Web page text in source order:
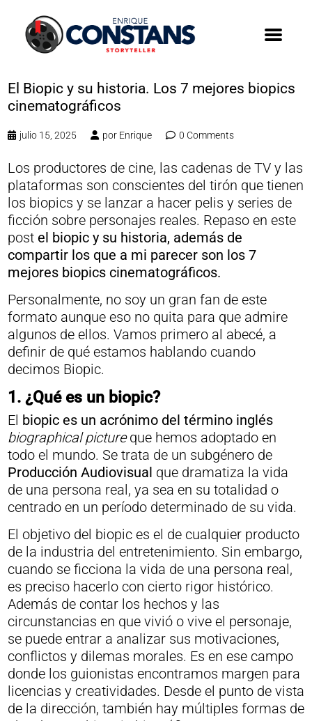
El Biopic y su historia. Los 7 mejores biopics
cinematográficos
julio 15, 2025 por Enrique 0 Comments
Los productores de cine, las cadenas de TV y las
plataformas son conscientes del tirón que tienen
los biopics y se lanzar a hacer pelis y series de
ficción sobre personajes reales. Repaso en este
post el biopic y su historia, además de
compartir los que a mi parecer son los 7
mejores biopics cinematográficos.
Personalmente, no soy un gran fan de este
formato aunque eso no quita para que admire
algunos de ellos. Vamos primero al abecé, a
definir de qué estamos hablando cuando
decimos Biopic.
1. ¿Qué es un biopic?
El biopic es un acrónimo del término inglés
biographical pictureque hemos adoptado en
todo el mundo. Se trata de un subgénero de
Producción Audiovisual que dramatiza la vida
de una persona real, ya sea en su totalidad o
centrado en un período determinado de su vida.
El objetivo del biopic es el de cualquier producto
de la industria del entretenimiento. Sin embargo,
cuando se ficciona la vida de una persona real,
es preciso hacerlo con cierto rigor histórico.
Además de contar los hechos y las
circunstancias en que vivió o vive el personaje,
se puede entrar a analizar sus motivaciones,
conflictos y dilemas morales. Es en ese campo
donde los guionistas encontramos margen para
licencias y creatividades. Desde el punto de vista
de la dirección, también hay múltiples formas de